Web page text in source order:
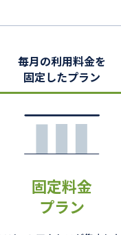
毎月の利用料金を
固定したプラン
固定料金
プラン